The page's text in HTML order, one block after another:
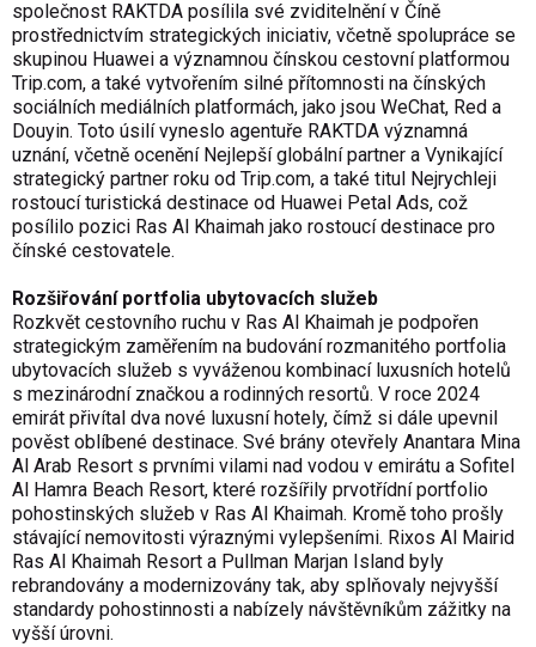
společnost RAKTDA posílila své zviditelnění v Číně
prostřednictvím strategických iniciativ, včetně spolupráce se
skupinou Huawei a významnou čínskou cestovní platformou
Trip.com, a také vytvořením silné přítomnosti na čínských
sociálních mediálních platformách, jako jsou WeChat, Red a
Douyin. Toto úsilí vyneslo agentuře RAKTDA významná
uznání, včetně ocenění Nejlepší globální partner a Vynikající
strategický partner roku od Trip.com, a také titul Nejrychleji
rostoucí turistická destinace od Huawei Petal Ads, což
posílilo pozici Ras Al Khaimah jako rostoucí destinace pro
čínské cestovatele.
Rozšiřování portfolia ubytovacích služeb
Rozkvět cestovního ruchu v Ras Al Khaimah je podpořen
strategickým zaměřením na budování rozmanitého portfolia
ubytovacích služeb s vyváženou kombinací luxusních hotelů
s mezinárodní značkou a rodinných resortů. V roce 2024
emirát přivítal dva nové luxusní hotely, čímž si dále upevnil
pověst oblíbené destinace. Své brány otevřely Anantara Mina
Al Arab Resort s prvními vilami nad vodou v emirátu a Sofitel
Al Hamra Beach Resort, které rozšířily prvotřídní portfolio
pohostinských služeb v Ras Al Khaimah. Kromě toho prošly
stávající nemovitosti výraznými vylepšeními. Rixos Al Mairid
Ras Al Khaimah Resort a Pullman Marjan Island byly
rebrandovány a modernizovány tak, aby splňovaly nejvyšší
standardy pohostinnosti a nabízely návštěvníkům zážitky na
vyšší úrovni.